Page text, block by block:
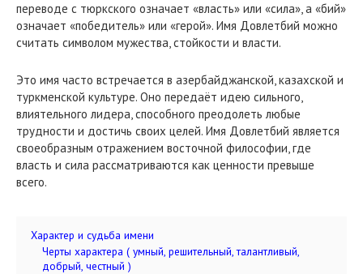
переводе с тюркского означает «власть» или «сила», а «бий»
означает «победитель» или «герой». Имя Довлетбий можно
считать символом мужества, стойкости и власти.
Это имя часто встречается в азербайджанской, казахской и
туркменской культуре. Оно передаёт идею сильного,
влиятельного лидера, способного преодолеть любые
трудности и достичь своих целей. Имя Довлетбий является
своеобразным отражением восточной философии, где
власть и сила рассматриваются как ценности превыше
всего.
Характер и судьба имени
Черты характера ( умный, решительный, талантливый,
добрый, честный )